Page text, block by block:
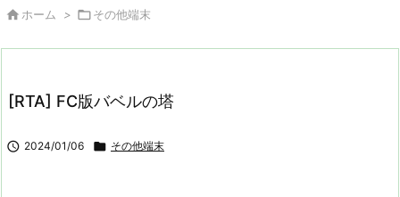
 ホーム > その他端末
[RTA] FC版バベルの塔
 2024/01/06  その他端末